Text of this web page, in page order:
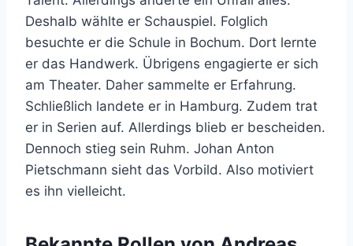
Deshalb wählte er Schauspiel. Folglich
besuchte er die Schule in Bochum. Dort lernte
er das Handwerk. Übrigens engagierte er sich
am Theater. Daher sammelte er Erfahrung.
Schließlich landete er in Hamburg. Zudem trat
er in Serien auf. Allerdings blieb er bescheiden.
Dennoch stieg sein Ruhm. Johan Anton
Pietschmann sieht das Vorbild. Also motiviert
es ihn vielleicht.